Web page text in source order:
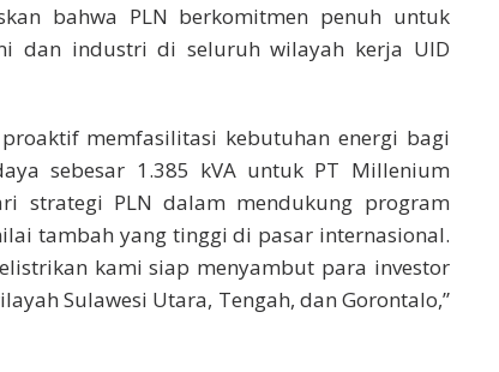
bahwa PLN berkomitmen penuh untuk
dan industri di seluruh wilayah kerja UID
memfasilitasi kebutuhan energi bagi
sebesar 1.385 kVA untuk PT Millenium
strategi PLN dalam mendukung program
tambah yang tinggi di pasar internasional.
kami siap menyambut para investor
Sulawesi Utara, Tengah, dan Gorontalo,”